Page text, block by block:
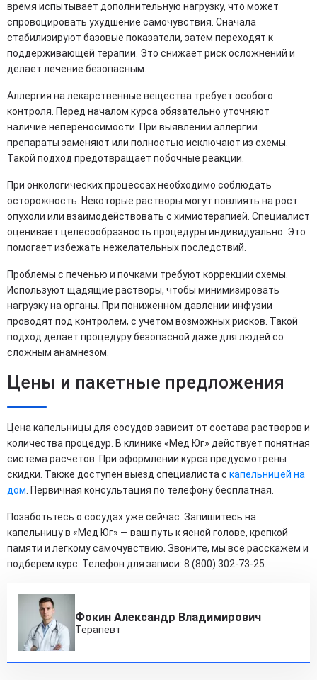
время испытывает дополнительную нагрузку, что может
спровоцировать ухудшение самочувствия. Сначала
стабилизируют базовые показатели, затем переходят к
поддерживающей терапии. Это снижает риск осложнений и
делает лечение безопасным.
Аллергия на лекарственные вещества требует особого
контроля. Перед началом курса обязательно уточняют
наличие непереносимости. При выявлении аллергии
препараты заменяют или полностью исключают из схемы.
Такой подход предотвращает побочные реакции.
При онкологических процессах необходимо соблюдать
осторожность. Некоторые растворы могут повлиять на рост
опухоли или взаимодействовать с химиотерапией. Специалист
оценивает целесообразность процедуры индивидуально. Это
помогает избежать нежелательных последствий.
Проблемы с печенью и почками требуют коррекции схемы.
Используют щадящие растворы, чтобы минимизировать
нагрузку на органы. При пониженном давлении инфузии
проводят под контролем, с учетом возможных рисков. Такой
подход делает процедуру безопасной даже для людей со
сложным анамнезом.
Цены и пакетные предложения
Цена капельницы для сосудов зависит от состава растворов и
количества процедур. В клинике «Мед Юг» действует понятная
система расчетов. При оформлении курса предусмотрены
скидки. Также доступен выезд специалиста с капельницей на
дом . Первичная консультация по телефону бесплатная.
Позаботьтесь о сосудах уже сейчас. Запишитесь на
капельницу в «Мед Юг» — ваш путь к ясной голове, крепкой
памяти и легкому самочувствию. Звоните, мы все расскажем и
подберем курс. Телефон для записи: 8 (800) 302-73-25.
Фокин Александр Владимирович
Терапевт